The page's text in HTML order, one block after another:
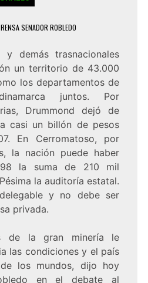
SENADOR ROBLEDO
y demás trasnacionales
un territorio de 43.000
los departamentos de
juntos. Por
Drummond dejó de
casi un billón de pesos
En Cerromatoso, por
la nación puede haber
la suma de 210 mil
la auditoría estatal.
y no debe ser
privada.
de la gran minería le
las condiciones y el país
los mundos, dijo hoy
en el debate al